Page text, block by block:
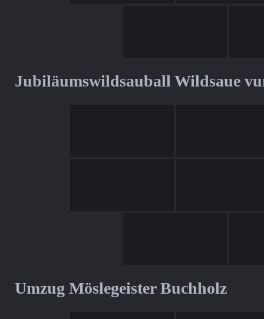
Jubiläumswildsauball Wildsaue
Umzug Möslegeister Buchholz